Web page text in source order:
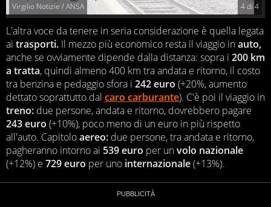
4di 4
Virgilio Notizie / ANSA
L'altra voce da tenere in seria considerazione è quella legata
ai trasporti. Il mezzo più economico resta il viaggio inauto,
anche se ovviamente dipende dalla distanza: sopra i 200 km
a tratta, quindi almeno 400 km tra andata e ritorno, il costo
tra benzina e pedaggio sfora i 242 euro (+20%, aumento
dettato soprattutto dal caro carburante). C'è poi il viaggio in
treno: due persone, andata e ritorno, dovrebbero pagare
243 euro (+10%), poco meno di un euro in più rispetto
all'auto. Capitoloaereo: due persone, tra andata e ritorno,
pagheranno intorno ai 539 euro per unvolo nazionale
(+12%) e 729 euro per uno internazionale(+13%).